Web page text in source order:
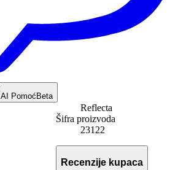
AI Pomoć Beta
Reflecta
Šifra proizvoda
23122
Recenzije kupaca